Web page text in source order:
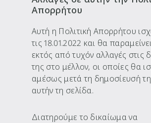
Απορρήτου
Αυτή η Πολιτική Απορρήτου
τις 18.01.2022 και θα
εκτός από τυχόν αλλαγές στις
της στο μέλλον, οι οποίες θα
αμέσως μετά τη δημοσίευσή
αυτήν τη σελίδα.
Διατηρούμε το δικαίωμα να